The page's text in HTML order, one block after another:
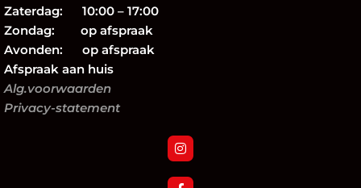
Zaterdag: 10:00 – 17:00
Zondag: op afspraak
Avonden: op afspraak
Afspraak aan huis
Alg.voorwaarden
Privacy-statement